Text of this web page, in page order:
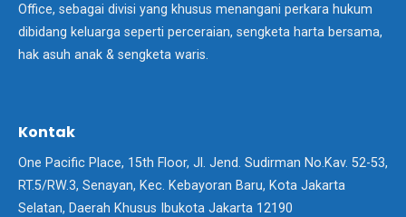
Office, sebagai divisi yang khusus menangani perkara hukum
dibidang keluarga seperti perceraian, sengketa harta bersama,
hak asuh anak & sengketa waris.
Kontak
One Pacific Place, 15th Floor, Jl. Jend. Sudirman No.Kav. 52-53,
RT.5/RW.3, Senayan, Kec. Kebayoran Baru, Kota Jakarta
Selatan, Daerah Khusus Ibukota Jakarta 12190